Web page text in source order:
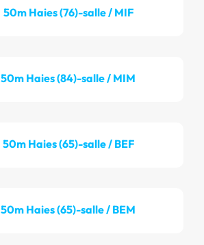
50m Haies (76)-salle / MIF
50m Haies (84)-salle / MIM
50m Haies (65)-salle / BEF
50m Haies (65)-salle / BEM